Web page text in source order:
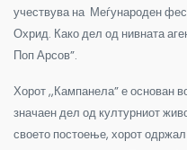
учествува на Меѓународен
Охрид. Како дел од нивната
Поп Арсов”.
Хорот ,,Кампанела” е основан
значаен дел од културниот
своето постоење, хорот